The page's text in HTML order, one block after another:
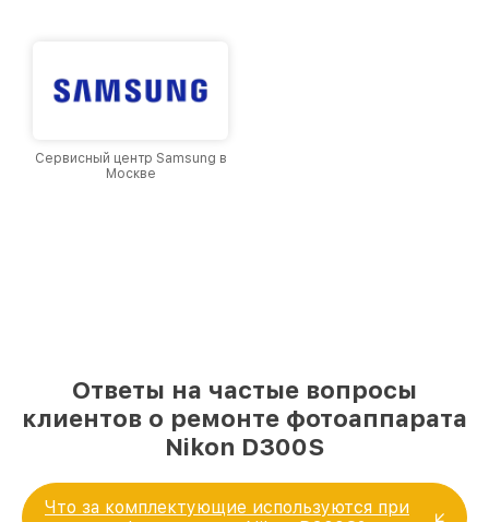
Сервисный центр Samsung в
Москве
Ответы на частые вопросы
клиентов о ремонте фотоаппарата
Nikon D300S
Что за комплектующие используются при